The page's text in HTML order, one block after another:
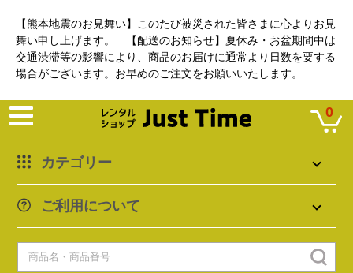
【熊本地震のお見舞い】このたび被災された皆さまに心よりお見
舞い申し上げます。 【配送のお知らせ】夏休み・お盆期間中は
交通渋滞等の影響により、商品のお届けに通常より日数を要する
場合がございます。お早めのご注文をお願いいたします。
カテゴリー
ご利用について
0